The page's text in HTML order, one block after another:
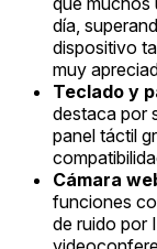
día,
dispositivo
muy
Teclado y
destaca por
panel táctil
Cámara
funciones
de ruido por